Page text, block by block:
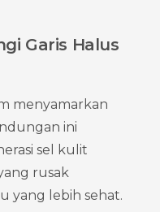
Garis Halus
menyamarkan
ini
sel kulit
rusak
yang lebih sehat.